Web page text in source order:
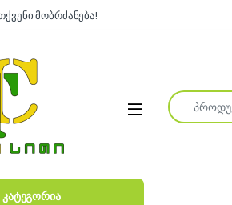
მობრძანება!
Open
Search for: